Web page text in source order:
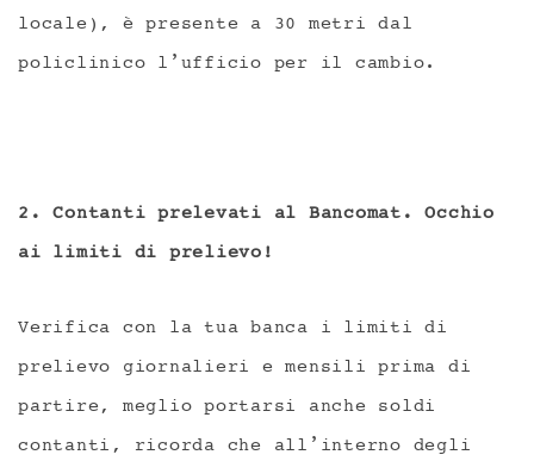
locale), è presente a 30 metri dal
policlinico l’ufficio per il cambio.
2. Contanti prelevati al Bancomat. Occhio
ai limiti di prelievo!
Verifica con la tua banca i limiti di
prelievo giornalieri e mensili prima di
partire, meglio portarsi anche soldi
contanti, ricorda che all’interno degli